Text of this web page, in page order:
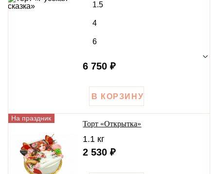
День святого Валентина1.5
4
6
6 750 ₽
На праздник
Торт «Открытка»
1.1 кг
2 530 ₽